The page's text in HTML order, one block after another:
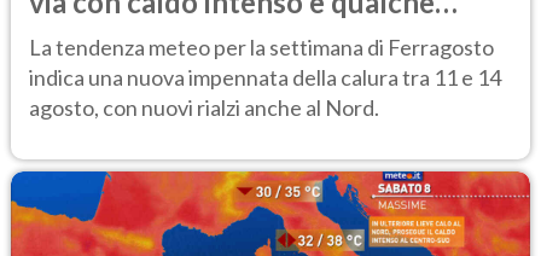
temporale
La tendenza meteo per la settimana di Ferragosto
indica una nuova impennata della calura tra 11 e 14
agosto, con nuovi rialzi anche al Nord.